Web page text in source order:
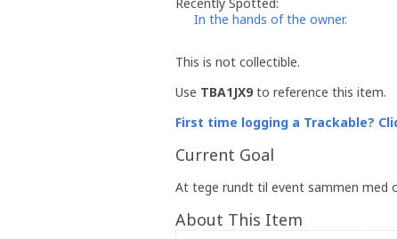
In the hands of the owner.
This is not collectible.
Use TBA1JX9to reference this item.
First time logging a Trackable?
Current Goal
At tege rundt til event sammen med
About This Item